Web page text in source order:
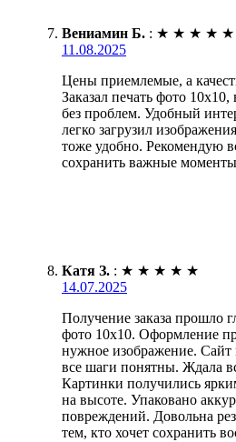
Вениамин Б. : ★ ★ ★ ★ ★
11.08.2025
Цены приемлемые, а
Заказал печать фото
без проблем. Удобный
легко загрузил
тоже удобно. Рекомендую
сохранить важные
Катя З. : ★ ★ ★ ★ ★
14.07.2025
Получение заказа прошло
фото 10х10. Оформление
нужное изображение. Сайт
все шаги понятны. Ждала
Картинки получились
на высоте. Упаковано
повреждений. Довольна
тем, кто хочет сохранить